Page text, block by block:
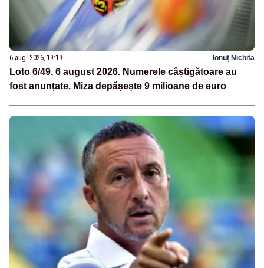
6 aug. 2026, 19:19 Ionuț Nichita
Loto 6/49, 6 august 2026. Numerele câștigătoare au
fost anunțate. Miza depășește 9 milioane de euro